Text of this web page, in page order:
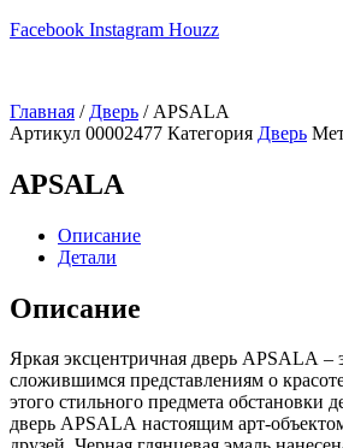
Facebook Instagram Houzz
Главная / Дверь / APSALA
Артикул 00002477 Категория Дверь
APSALA
Описание
Детали
Описание
Яркая эксцентричная дверь APSALA –
сложившимся представлениям о
этого стильного предмета обстановки
дверь APSALA настоящим арт-